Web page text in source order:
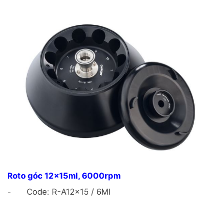
Roto góc 12x15ml, 6000rpm
-
Code: R-A12x15 / 6MI